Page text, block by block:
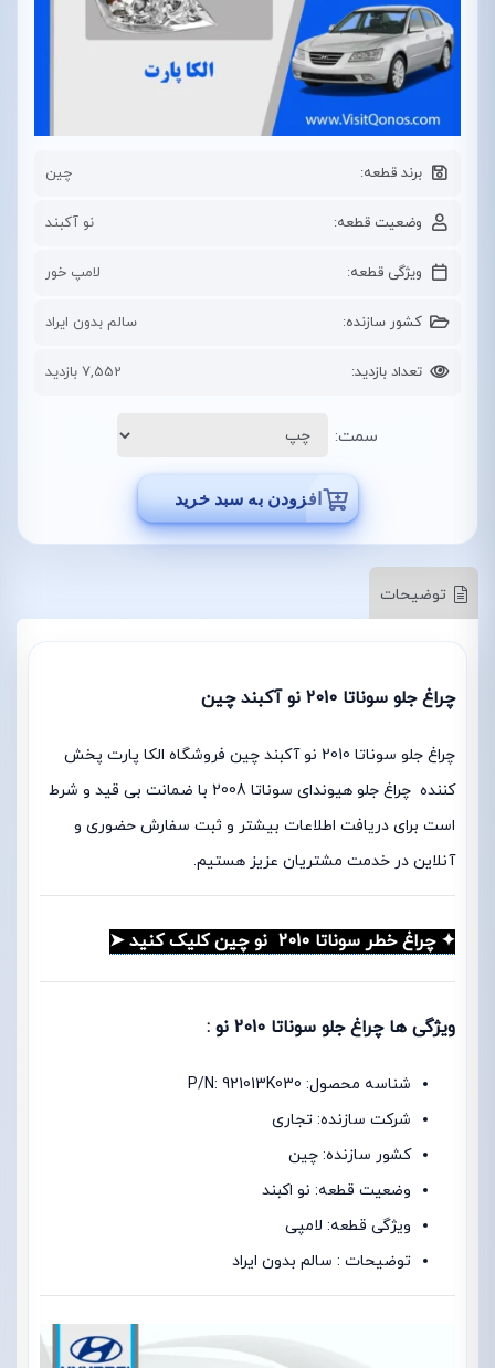
برند قطعه: چین
وضعیت قطعه: نو آکبند
ویژگی قطعه: لامپ خور
کشور سازنده: سالم بدون ایراد
تعداد بازدید: 7,552 بازدید
سمت:
افزودن به سبد خرید
توضیحات
چراغ جلو سوناتا 2010 نو آکبند چین
چراغ جلو سوناتا 2010 نو آکبند چین فروشگاه الکا پارت پخش
کننده چراغ جلو هیوندای سوناتا 2008 با ضمانت بی قید و شرط
است برای دریافت اطلاعات بیشتر و ثبت سفارش حضوری و
آنلاین در خدمت مشتریان عزیز هستیم.
✦ چراغ خطر سوناتا 2010 نو چین کلیک کنید ➤
ویژگی ها چراغ جلو سوناتا 2010 نو :
شناسه محصول: P/N: 921013K030
شرکت سازنده: تجاری
کشور سازنده: چین
وضعیت قطعه: نو اکبند
ویژگی قطعه: لامپی
توضیحات : سالم بدون ایراد